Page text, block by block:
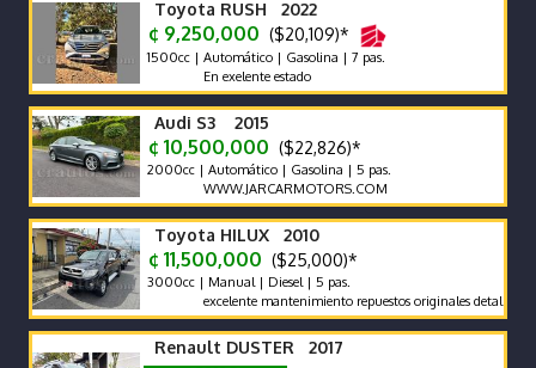
Toyota RUSH 2022
¢ 9,250,000 ($20,109)*
1500cc | Automático | Gasolina | 7 pas.
En exelente estado
Audi S3 2015
¢ 10,500,000 ($22,826)*
2000cc | Automático | Gasolina | 5 pas.
WWW.JARCARMOTORS.COM
Toyota HILUX 2010
¢ 11,500,000 ($25,000)*
3000cc | Manual | Diesel | 5 pas.
excelente mantenimiento repuestos originales detalles de
Renault DUSTER 2017